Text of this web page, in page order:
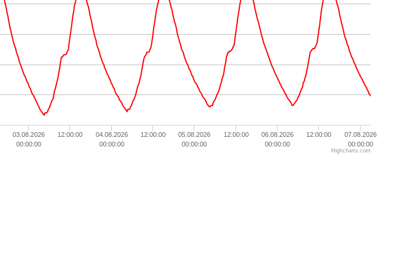
03.08.2026
00:00:00
12:00:00
04.08.2026
00:00:00
12:00:00
05.08.2026
00:00:00
12:00:00
06.08.2026
00:00:00
12:00:00
07.08.2026
00:00:00
Highcharts.com